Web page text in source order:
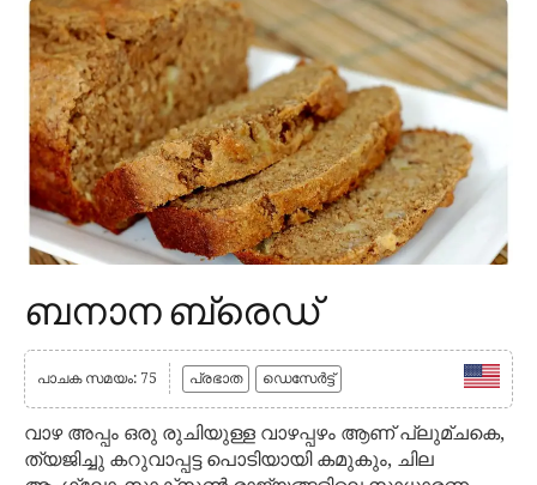
ബനാന ബ്രെഡ്
പാചക സമയം: 75 പ്രഭാത ഡെസേർട്ട്
വാഴ അപ്പം ഒരു രുചിയുള്ള വാഴപ്പഴം ആണ് പ്ലുമ്ചകെ,
ത്യജിച്ചു കറുവാപ്പട്ട പൊടിയായി കമുകും, ചില